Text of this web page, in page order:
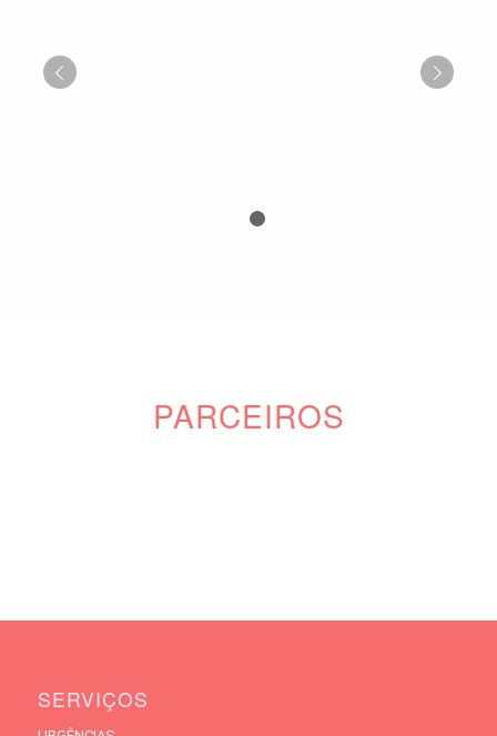
PARCEIROS
SERVIÇOS